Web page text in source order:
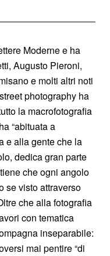
Moderne e ha
Augusto Pieroni,
e molti altri noti
photography ha
la macrofotografia
“abituata a
e alla gente che la
dedica gran parte
che ogni angolo
se visto attraverso
che alla fotografia
con tematica
inseparabile:
mai pentire “di